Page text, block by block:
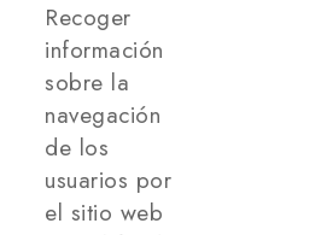
Recoger
información
sobre la
navegación
de los
usuarios por
el sitio web